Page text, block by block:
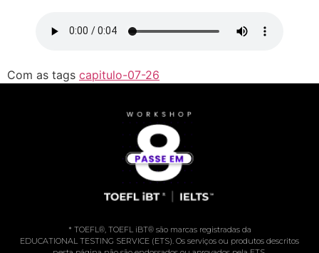
Com as tags capitulo-07-26
* TOEFL®️, TOEFL iBT®️ são marcas registradas da
EDUCATIONAL TESTING SERVICE (ETS). Os serviços ou produtos descritos